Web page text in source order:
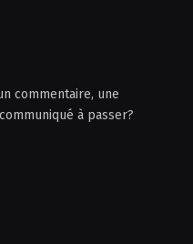
commentaire, une
à passer?